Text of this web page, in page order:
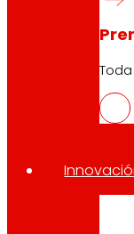
Premios e